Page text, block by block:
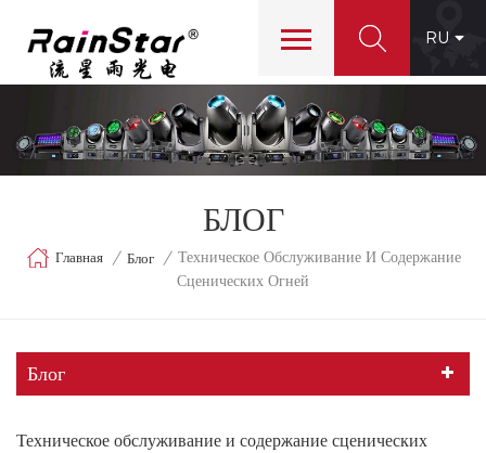
RU
БЛОГ
Главная / Блог / Техническое Обслуживание И Содержание
Сценических Огней
Блог
Техническое обслуживание и содержание сценических